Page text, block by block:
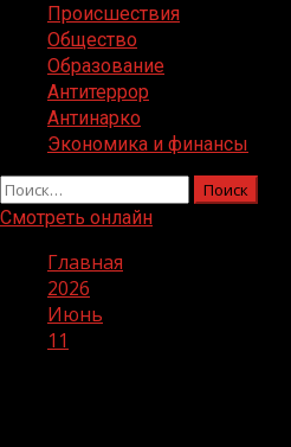
Происшествия
Общество
Образование
Антитеррор
Антинарко
Экономика и финансы
Найти:
Смотреть онлайн
Главная
2026
Июнь
11